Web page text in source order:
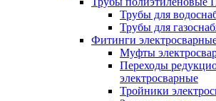
Трубы для
Трубы для
Фитинги
Муфты
Переходы
электросварные
Тройники